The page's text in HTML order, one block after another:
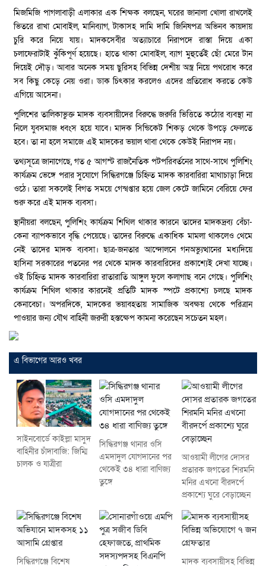
মিজমিজি পাগলাবাড়ী এলাকার এক শিক্ষক বলছেন, ঘরের জানালা খোলা রাখলেই
ভিতরে রাখা মোবাইল, মানিব্যাগ, টাকাসহ দামি দামি জিনিষপত্র অভিনব কায়দায়
চুরি করে নিয়ে যায়। মাদকসেবীর অত্যাচারে নিরাপদে রাস্তা দিয়ে একা
চলাফেরাটাই ঝুঁকিপূর্ণ হয়েছে। হাতে থাকা মোবাইল, ব্যাগ মুহুর্তেই ছোঁ মেরে টান
দিয়েই দৌড়। আবার অনেক সময় ছুরিসহ বিভিন্ন দেশীয় অস্ত্র নিয়ে পথরোধ করে
সব কিছু কেড়ে নেয় ওরা। ডাক চিৎকার করলেও এদের প্রতিরোধ করতে কেউ
এগিয়ে আসেনা।
পুলিশের তালিকাভুক্ত মাদক ব্যবসায়ীদের বিরুদ্ধে জরুরি ভিত্তিতে কঠোর ব্যবস্থা না
নিলে যুবসমাজ ধ্বংস হয়ে যাবে। মাদক সিন্ডিকেট শিকড় থেকে উপড়ে ফেলতে
হবে। তা না হলে সমাজে এই মাদকের ভয়াল থাবা থেকে কেউই নিরাপদ নয়।
তথ্যসূত্রে জানাগেছে, গত ৫ আগস্ট রাজনৈতিক পটপরিবর্তনের সাথে-সাথে পুলিশিং
কার্যক্রম ভেঙ্গে পরার সুযোগে সিদ্ধিরগঞ্জে চিহ্নিত মাদক কারবারিরা মাথাচাড়া দিয়ে
ওঠে। তারা সকলেই বিগত সময়ে গেস্খপ্তার হয়ে জেল কেটে জামিনে বেরিয়ে ফের
শুরু করে এই মাদক ব্যবসা।
স্থানীয়রা বলছেন, পুলিশিং কার্যক্রম শিথিল থাকার কারনে তাদের মাদকদ্রব্য বেঁচা-
কেনা ব্যাপকভাবে বৃদ্ধি পেয়েছে। তাদের বিরুদ্ধে একাধিক মামলা থাকলেও থেমে
নেই তাদের মাদক ব্যবসা। ছাত্র-জনতার আন্দোলনে গনঅভ্যুত্থানের মধ্যদিয়ে
হাসিনা সরকারের পতনের পর থেকে মাদক কারবারিদের প্রকাশ্যেই দেখা যাচ্ছে।
ওই চিহ্নিত মাদক কারবারিরা রাতারাতি আঙ্গুল ফুলে কলাগাছ বনে গেছে। পুলিশিং
কার্যক্রম শিথিল থাকার কারনেই প্রতিটি মাদক স্পটে প্রকাশ্যে চলছে মাদক
কেনাবেচা। অপরদিকে, মাদকের ভয়াবহতায় সামাজিক অবক্ষয় থেকে পরিত্রান
পাওয়ার জন্য যৌথ বাহিনী জরুরী হস্তক্ষেপ কামনা করেছেন সচেতন মহল।
এ বিভাগের আরও খবর
সাইনবোর্ডে কাইল্লা মাসুদ
বাহিনীর চাঁদাবাজি: জিম্মি
চালক ও যাত্রীরা
সিদ্ধিরগঞ্জ থানার ওসি
এমদাদুল যোগদানের পর
থেকেই ৩৪ ধারা বাণিজ্য
তুঙ্গে
আওয়ামী লীগের দোসর
প্রতারক জগতের শিরমনি
মনির এখনো বীরদর্পে
প্রকাশ্যে ঘুরে বেড়াচ্ছেন
সিদ্ধিরগঞ্জে বিশেষ মাদক ব্যবসায়ীসহ বিভিন্ন